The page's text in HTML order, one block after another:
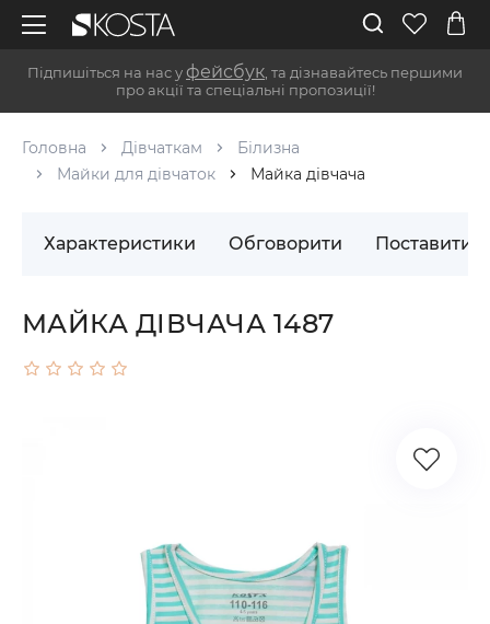
Підпишіться на нас у фейсбук , та дізнавайтесь першими
про акції та спеціальні пропозиції!
Головна Дівчаткам
Білизна
Майки для дівчаток
Майка дівчача
Характеристики Обговорити Поставити
МАЙКА ДІВЧАЧА 1487